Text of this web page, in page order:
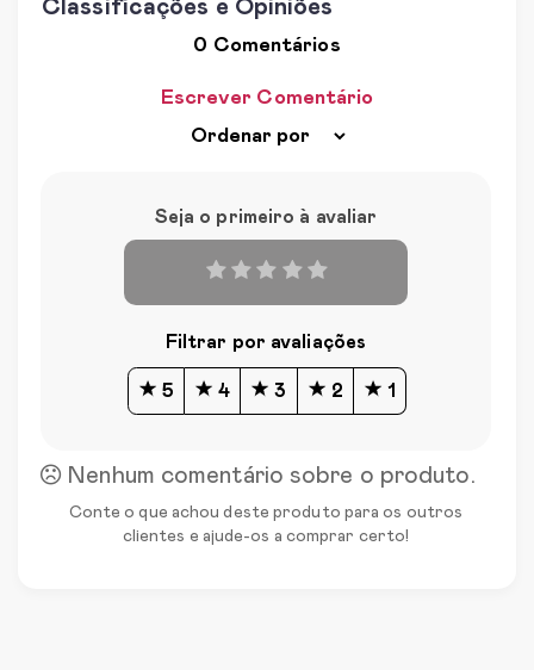
Classificações e Opiniões
0 Comentários
Escrever Comentário
Seja o primeiro à avaliar
Filtrar por avaliações
5 4 3 2 1
Nenhum comentário sobre o produto.
Conte o que achou deste produto para os outros
clientes e ajude-os a comprar certo!